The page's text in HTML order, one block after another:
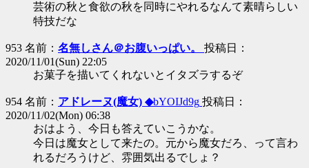
芸術の秋と食欲の秋を同時にやれるなんて素晴らしい
特技だな
953 名前： 名無しさん＠お腹いっぱい。 投稿日：
2020/11/01(Sun) 22:05
お菓子を描いてくれないとイタズラするぞ
954 名前： アドレーヌ(魔女) ◆bYOIJd9g 投稿日：
2020/11/02(Mon) 06:38
おはよう、今日も答えていこうかな。
今日は魔女として来たの。元から魔女だろ、って言わ
れるだろうけど、雰囲気出るでしょ？